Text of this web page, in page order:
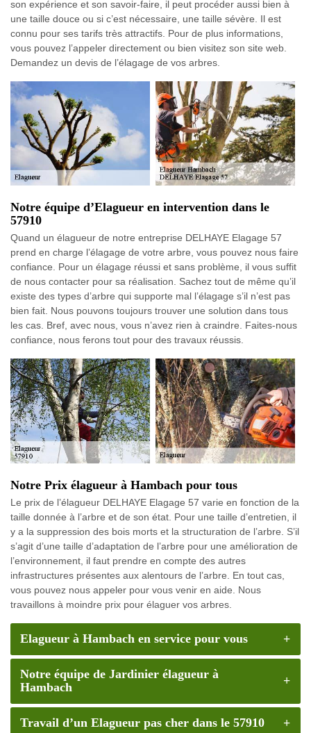
son expérience et son savoir-faire, il peut procéder aussi bien à
une taille douce ou si c’est nécessaire, une taille sévère. Il est
connu pour ses tarifs très attractifs. Pour de plus informations,
vous pouvez l’appeler directement ou bien visitez son site web.
Demandez un devis de l’élagage de vos arbres.
Notre équipe d’Elagueur en intervention dans le
57910
Quand un élagueur de notre entreprise DELHAYE Elagage 57
prend en charge l’élagage de votre arbre, vous pouvez nous faire
confiance. Pour un élagage réussi et sans problème, il vous suffit
de nous contacter pour sa réalisation. Sachez tout de même qu’il
existe des types d’arbre qui supporte mal l’élagage s’il n’est pas
bien fait. Nous pouvons toujours trouver une solution dans tous
les cas. Bref, avec nous, vous n’avez rien à craindre. Faites-nous
confiance, nous ferons tout pour des travaux réussis.
Notre Prix élagueur à Hambach pour tous
Le prix de l’élagueur DELHAYE Elagage 57 varie en fonction de la
taille donnée à l’arbre et de son état. Pour une taille d’entretien, il
y a la suppression des bois morts et la structuration de l’arbre. S’il
s’agit d’une taille d’adaptation de l’arbre pour une amélioration de
l’environnement, il faut prendre en compte des autres
infrastructures présentes aux alentours de l’arbre. En tout cas,
vous pouvez nous appeler pour vous venir en aide. Nous
travaillons à moindre prix pour élaguer vos arbres.
Elagueur à Hambach en service pour vous
Notre équipe de Jardinier élagueur à
Hambach
Travail d’un Elagueur pas cher dans le 57910